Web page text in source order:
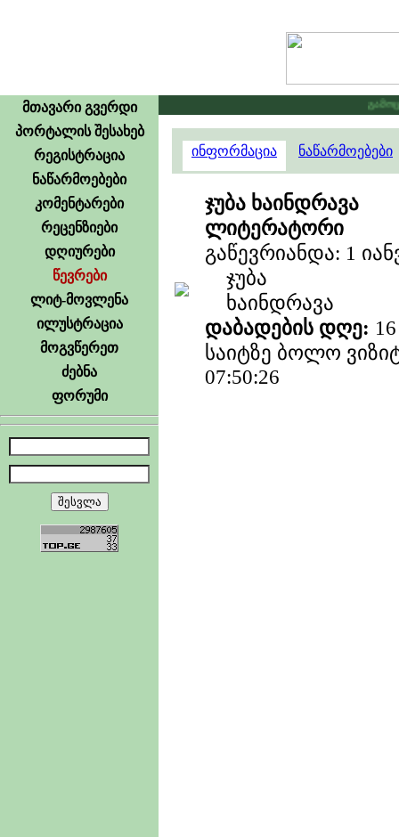
მთავარი გვერდი
პორტალის შესახებ
რეგისტრაცია
ნაწარმოებები
კომენტარები
რეცენზიები
დღიურები
წევრები
ლიტ-მოვლენა
ილუსტრაცია
მოგვწერეთ
ძებნა
ფორუმი
ინფორმაცია ნაწარმოებები
ჯუბა ხაინდრავა
ლიტერატორი
გაწევრიანდა: 1
ჯუბა
ხაინდრავა
დაბადების დღე:
საიტზე ბოლო
07:50:26